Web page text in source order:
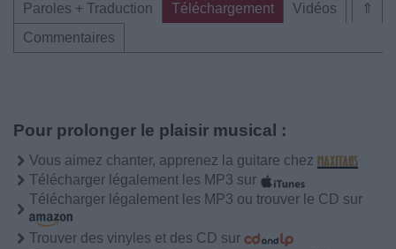
⇑
Paroles + Traduction Téléchargement
Vidéos
Commentaires
Pour prolonger le plaisir musical :
Vous aimez chanter, apprenez la guitare chez
Télécharger légalement les MP3 sur
Télécharger légalement les MP3 ou trouver le CD sur
Trouver des vinyles et des CD sur